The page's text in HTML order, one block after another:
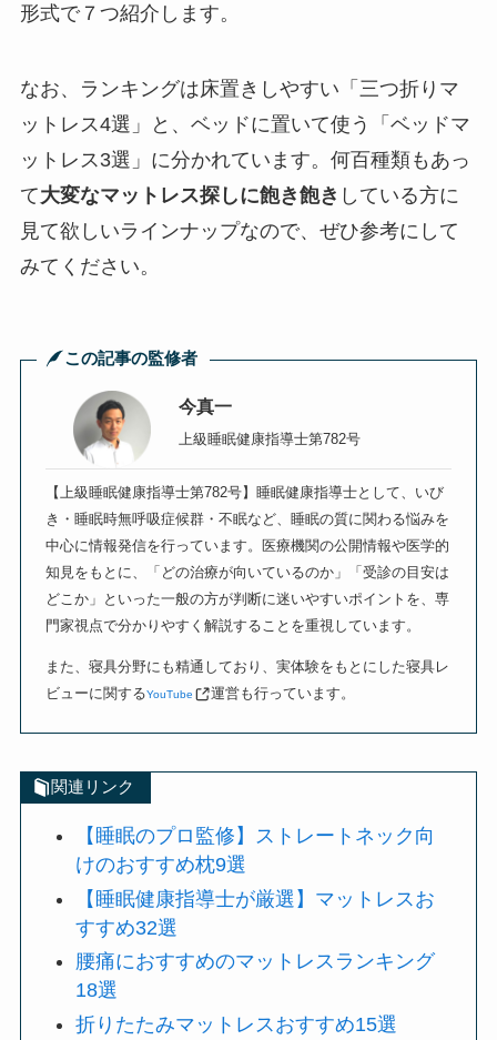
形式で７つ紹介します。
なお、ランキングは床置きしやすい「三つ折りマ
ットレス4選」と、ベッドに置いて使う「ベッドマ
ットレス3選」に分かれています。何百種類もあっ
て大変なマットレス探しに飽き飽き している方に
見て欲しいラインナップなので、ぜひ参考にして
みてください。
この記事の監修者
今真一
上級睡眠健康指導士第782号
【上級睡眠健康指導士第782号】睡眠健康指導士として、いび
き・睡眠時無呼吸症候群・不眠など、睡眠の質に関わる悩みを
中心に情報発信を行っています。医療機関の公開情報や医学的
知見をもとに、「どの治療が向いているのか」「受診の目安は
どこか」といった一般の方が判断に迷いやすいポイントを、専
門家視点で分かりやすく解説することを重視しています。
また、寝具分野にも精通しており、実体験をもとにした寝具レ
ビューに関するYouTube 運営も行っています。
関連リンク
【睡眠のプロ監修】ストレートネック向
けのおすすめ枕9選
【睡眠健康指導士が厳選】マットレスお
すすめ32選
腰痛におすすめのマットレスランキング
18選
折りたたみマットレスおすすめ15選